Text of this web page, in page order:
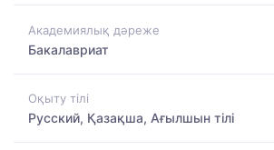
Академиялық дәреже
Бакалавриат
Оқыту тілі
Русский, Қазақша, Ағылшын тілі